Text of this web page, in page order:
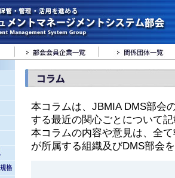
本コラムは、JBMIA DMS部会
する最近の関心ごとについて
本コラムの内容や意見は、全
が所属する組織及びDMS部会